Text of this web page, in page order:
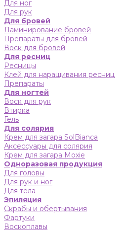
Для ног
Для рук
Для бровей
Ламинирование бровей
Препараты для бровей
Воск для бровей
Для ресниц
Ресницы
Клей для наращивания ресниц
Препараты
Для ногтей
Воск для рук
Втирка
Гель
Для солярия
Крем для загара SolBianca
Аксессуары для солярия
Крем для загара Moxie
Одноразовая продукция
Для головы
Для рук и ног
Для тела
Эпиляция
Скрабы и обертывания
Фартуки
Воскоплавы